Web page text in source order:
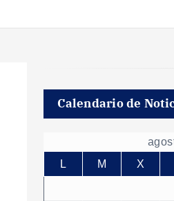
Calendario de
L
M X